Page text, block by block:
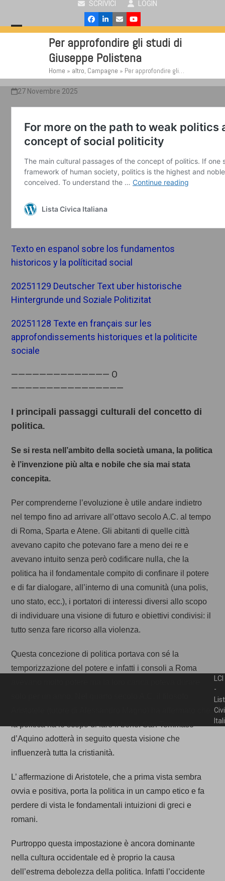
content
SCRIVICI LOGIN
Facebook
LinkedIn
EmailYouTube
Per approfondire gli studi di
Giuseppe Polistena
Home » altro, Campagne » Per approfondire gli…
27 Novembre 2025
Texto en espanol sobre los fundamentos
historicos y la políticitad social
20251129 Deutscher Text uber historische
Hintergrunde und Soziale Politizitat
20251128 Texte en français sur les
approfondissements historiques et la politicite
sociale
—————————————— O
————————————————
I principali passaggi culturali del concetto di
politica.
Se si resta nell’ambito della società umana, la politica
è l’invenzione più alta e nobile che sia mai stata
concepita.
Per comprenderne l’evoluzione è utile andare indietro
nel tempo fino ad arrivare all’ottavo secolo A.C. al tempo
di Roma, Sparta e Atene. Gli abitanti di quelle città
avevano capito che potevano fare a meno dei re e
avevano intuito senza però codificare nulla, che la
politica ha il fondamentale compito di confinare il potere
e di far dialogare, all’interno di una comunità (una polis,
uno stato, ecc.), i portatori di interessi diversi allo scopo
di individuare una visione di futuro e obiettivi condivisi: il
tutto senza fare ricorso alla violenza.
Questa concezione di politica portava con sé la
temporizzazione del potere e infatti i consoli a Roma
la politica ha lo scopo di fare il bene. San Tommaso
d’Aquino adotterà in seguito questa visione che
influenzerà tutta la cristianità.
L’ affermazione di Aristotele, che a prima vista sembra
ovvia e positiva, porta la politica in un campo etico e fa
perdere di vista le fondamentali intuizioni di greci e
romani.
Purtroppo questa impostazione è ancora dominante
nella cultura occidentale ed è proprio la causa
dell’estrema debolezza della politica. Infatti l’occidente
LCI
-